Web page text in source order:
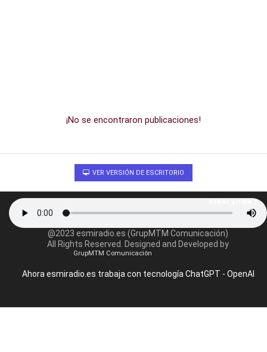
¡No se encontraron publicaciones!
VER VERSIÓN DE ESCRITORIO
@2023 esmiradio.es (GrupMTM Comunicación)
All Rights Reserved. Designed and Developed by
GrupMTM Comunicación
Ahora esmiradio.es trabaja con tecnología ChatGPT - OpenAI